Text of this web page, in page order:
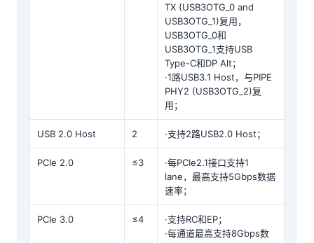
TX (USB3OTG_0 and
USB3OTG_1)复用，
USB3OTG_0和
USB3OTG_1支持USB
Type-C和DP Alt；
·1路USB3.1 Host，与PIPE
PHY2 (USB3OTG_2)复
用；
USB 2.0 Host 2 ·支持2路USB2.0 Host；
PCIe 2.0 ≤3
·每PCIe2.1接口支持1
lane，最高支持5Gbps数据
速率；
PCIe 3.0 ≤4
·支持RC和EP；
·每通道最高支持8Gbps数